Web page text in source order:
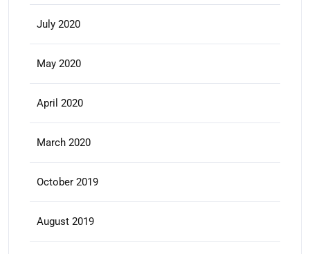
July 2020
May 2020
April 2020
March 2020
October 2019
August 2019